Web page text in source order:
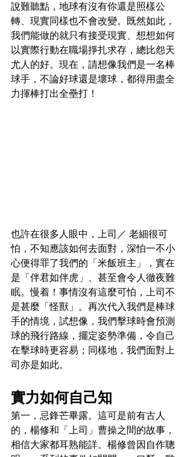
說難聽點，地球有沒有你還是照樣公
轉、現實同樣也不會改變。既然如此，
我們能做的就只有接受現實、想想如何
以實際行動在職場掙扎求存，總比怨天
尤人的好。現在，請想像我們是一名棒
球手，不論好球還是壞球，都得用盡全
力揮棒打出全壘打！
也許在很多人眼中，上司／ 老細很可
怕，不知應該如何去面對，深怕一不小
心便得罪了我們的「米飯班主」，實在
是「伴君如伴虎」、甚至會令人徹夜難
眠。慢着！事情沒有這麼可怕，上司不
是甚麼「怪獸」。再次代入我們是棒球
手的情境，試想像，我們擊球時會預測
球的飛行路線，擺定姿勢準備，令自己
在擊球時更容易；同樣地，我們面對上
司亦是如此。
實力如何自己知
第一，忌鋒芒畢露。這可是前有古人
的，楊修和「上司」曹操之間的故事，
相信大家都耳熟能詳。楊修曾因自作聰